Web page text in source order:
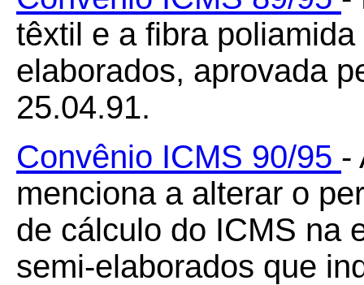
têxtil e a fibra
elaborados, aprovada
25.04.91.
Convênio ICMS 90/95 -
menciona a alterar o
de cálculo do ICMS na
semi-elaborados que